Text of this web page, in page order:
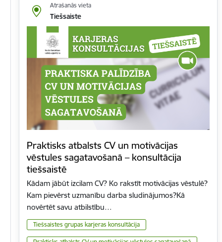
Atrašanās vieta
Tiešsaiste
Praktisks atbalsts CV un motivācijas
vēstules sagatavošanā – konsultācija
tiešsaistē
Kādam jābūt izcilam CV? Ko rakstīt motivācijas vēstulē?
Kam pievērst uzmanību darba sludinājumos?Kā
novērtēt savu atbilstību…
Tiešsaistes grupas karjeras konsultācija